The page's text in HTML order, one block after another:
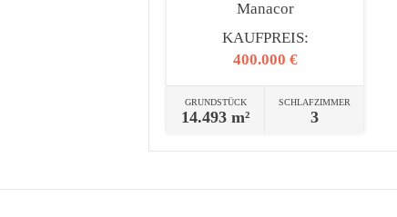
Manacor
KAUFPREIS:
400.000 €
GRUNDSTÜCK
14.493 m²
SCHLAFZIMMER
3